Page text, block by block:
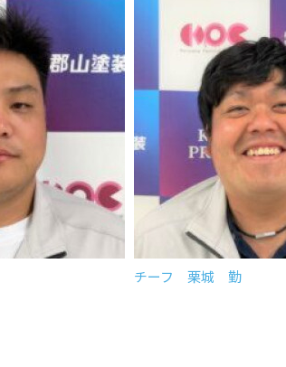
チーフ 栗城 勤